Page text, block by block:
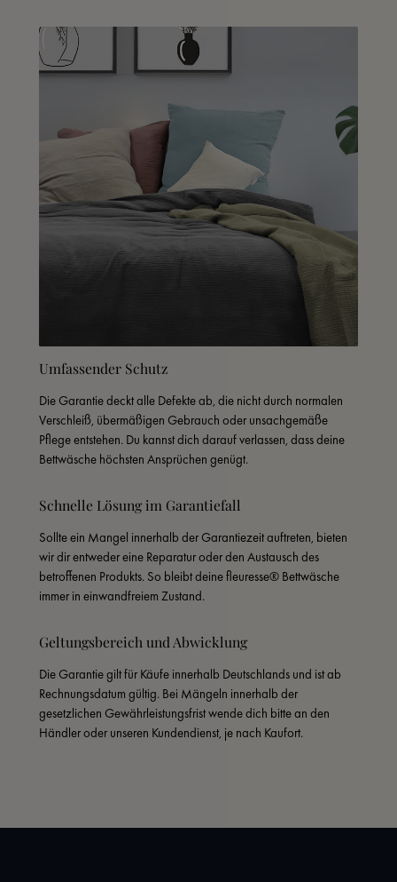
Umfassender Schutz
Die Garantie deckt alle Defekte ab, die nicht durch normalen
Verschleiß, übermäßigen Gebrauch oder unsachgemäße
Pflege entstehen. Du kannst dich darauf verlassen, dass deine
Bettwäsche höchsten Ansprüchen genügt.
Schnelle Lösung im Garantiefall
Sollte ein Mangel innerhalb der Garantiezeit auftreten, bieten
wir dir entweder eine Reparatur oder den Austausch des
betroffenen Produkts. So bleibt deine fleuresse® Bettwäsche
immer in einwandfreiem Zustand.
Geltungsbereich und Abwicklung
Die Garantie gilt für Käufe innerhalb Deutschlands und ist ab
Rechnungsdatum gültig. Bei Mängeln innerhalb der
gesetzlichen Gewährleistungsfrist wende dich bitte an den
Händler oder unseren Kundendienst, je nach Kaufort.